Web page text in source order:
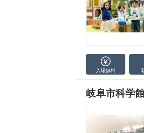
入場無料
岐阜市科学